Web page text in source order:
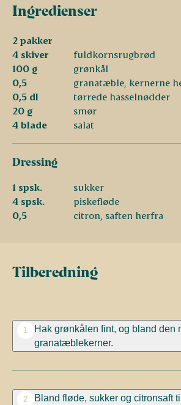
Ingredienser
2 pakker
4 skiver
fuldkornsrugbrød
100 g
grønkål
0,5
granatæble, kernerne
0,5 dl
tørrede hasselnødder
20 g
smør
4 blade
salat
Dressing
1 spsk.
sukker
4 spsk.
piskefløde
0,5
citron, saften herfra
Tilberedning
1
Hak grønkålen fint, og bland den
granatæblekerner.
2
Bland fløde, sukker og citronsaft